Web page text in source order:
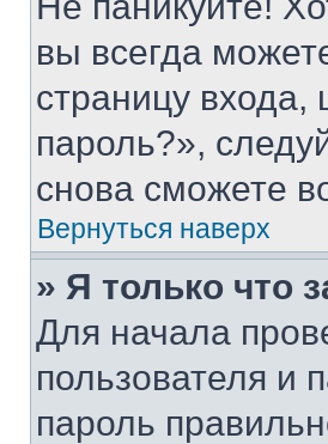
вы всегда
страницу
пароль?»,
снова сможете
Вернуться наверх
» Я только что
Для начала
пользователя и
пароль